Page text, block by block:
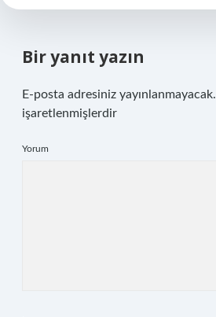
Bir yanıt yazın
E-posta adresiniz yayınlanmayacak.
işaretlenmişlerdir
Yorum